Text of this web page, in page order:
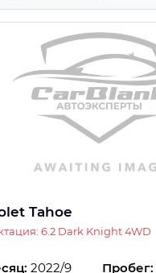
Tahoe
6.2 Dark Knight 4WD
2022/9 Пробег: